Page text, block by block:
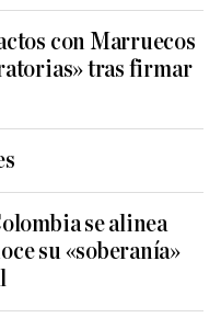
con Marruecos
tras firmar
se alinea
su «soberanía»